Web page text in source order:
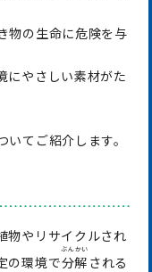
物の生命に危険を与
にやさしい素材がた
てご紹介します。
物やリサイクルされ
の環境で分解
ぶんかい
される